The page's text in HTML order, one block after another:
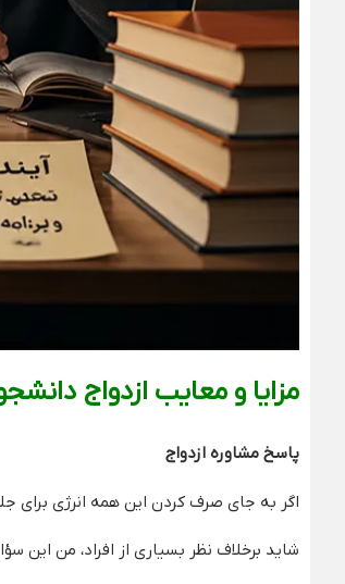
مزایا و معایب ازدواج
پاسخ مشاوره ازدواج
اگر به جای صرف کردن این همه انرژی برای
شاید برخلاف نظر بسیاری از افراد، من این